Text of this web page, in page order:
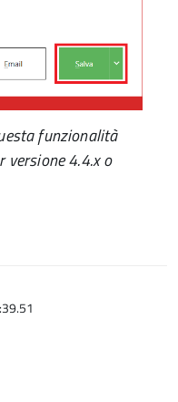
funzionalità
versione 4.4.x o